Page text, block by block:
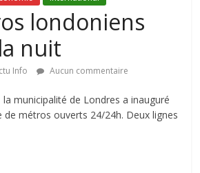
londoniens
nuit
Info Aucun commentaire
municipalité de Londres a inauguré
de métros ouverts 24/24h. Deux lignes